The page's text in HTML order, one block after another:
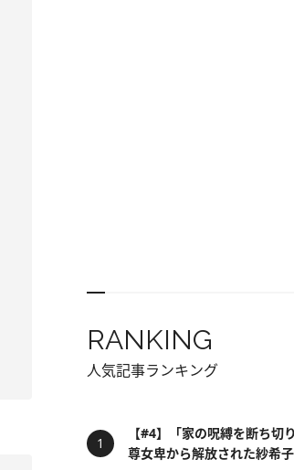
RANKING
人気記事ランキング
【#4】「家の呪縛を断ち切
尊女卑から解放された紗希